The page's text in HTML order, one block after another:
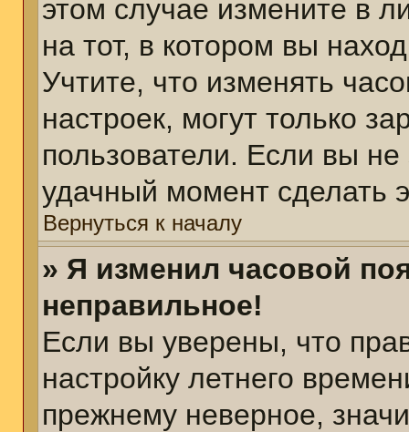
этом случае измените в
на тот, в котором вы
Учтите, что изменять
настроек, могут только
пользователи. Если вы
удачный момент сделать
Вернуться к началу
» Я изменил часовой
неправильное!
Если вы уверены, что
настройку летнего
прежнему неверное,